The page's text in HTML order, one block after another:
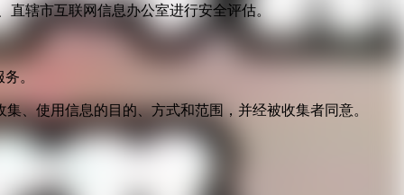
辖市互联网信息办公室进行安全评估。
。
、使用信息的目的、方式和范围，并经被收集者同意。